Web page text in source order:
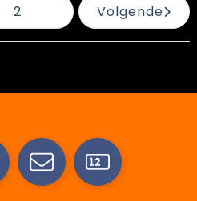
2 Volgende